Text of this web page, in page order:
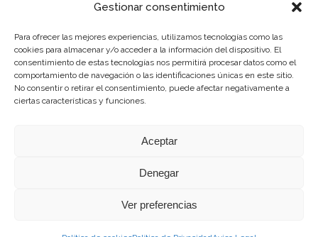
Gestionar consentimiento
Para ofrecer las mejores experiencias, utilizamos tecnologías como las
cookies para almacenar y/o acceder a la información del dispositivo. El
consentimiento de estas tecnologías nos permitirá procesar datos como el
comportamiento de navegación o las identificaciones únicas en este sitio.
No consentir o retirar el consentimiento, puede afectar negativamente a
ciertas características y funciones.
Aceptar
Denegar
Ver preferencias
La gestión de la DOP Lanzarote realizada por este Consejo Regulador es financiada,
con fondos provenientes del presupuesto de gastos del Instituto Canario de
Calidad Agroalimentaria